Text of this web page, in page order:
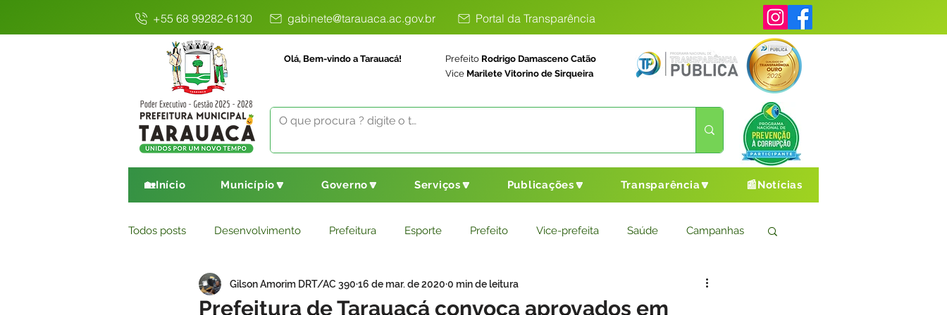
+55 68 99282-6130 gabinete@tarauaca.ac.gov.br Portal da Transparência
Olá, Bem-vindo a Tarauacá! Prefeito Rodrigo Damasceno Catão
Vice Marilete Vitorino de Sirqueira
🏡Início Município🔽 Governo🔽 Serviços🔽 Publicações🔽 Transparência🔽 📰Notícias
Todos posts Desenvolvimento Prefeitura Esporte Prefeito Vice-prefeita Saúde Campanhas
Comunicado Educação Saneamento Básico Agricultura Cultura e Esporte
Prefeitura de Tarauacá convoca aprovados em
Gilson Amorim DRT/AC 390 16 de mar. de 2020 0 min de leitura